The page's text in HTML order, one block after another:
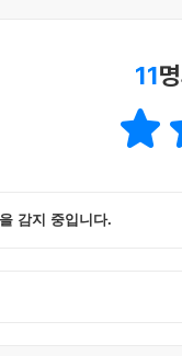
11
감지 중입니다.